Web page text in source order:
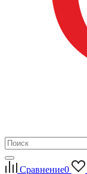
Сравнение0